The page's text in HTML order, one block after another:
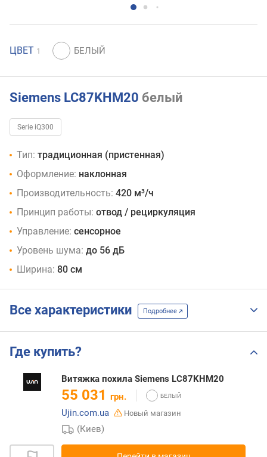
ЦВЕТ 1
Siemens LC87KHM20 белый
Serie iQ300
Тип: традиционная (пристенная)
Оформление: наклонная
Производительность: 420 м³/ч
Принцип работы: отвод / рециркуляция
Управление: сенсорное
Уровень шума: до 56 дБ
Ширина: 80 см
Все характеристики Подробнее
Где купить?
Витяжка похила Siemens LC87KHM20
55 031 грн.
Ujin.com.ua
Новый магазин
(Киев)